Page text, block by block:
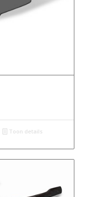
Toon details